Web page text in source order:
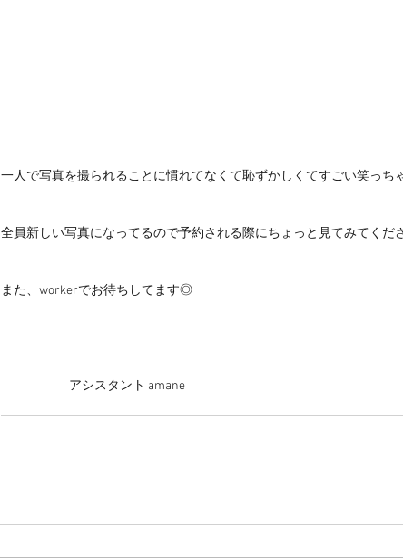
一人で写真を撮られることに慣れてなくて恥ずかしくてすごい笑っち
全員新しい写真になってるので予約される際にちょっと見てみてくだ
また、workerでお待ちしてます◎
                         アシスタント amane